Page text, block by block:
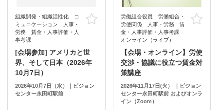
組織開発・組織活性化 コ
ミュニケーション 人事・
労務 賃金・人事評価・人
事考課
お気に入り
[会場参加] アメリカと世
界、そして日本（2026年
10月7日）
2026年10月7日（水）｜ビジョン
センター永田町駅前
労働組合役員 労働組合・
労使関係 人事・労務 賃
金・人事評価・人事考課
オンライン（ライブ）
【会場・オンライン】労使
交渉・協議に役立つ賃金対
策講座
2026年11月17日(火） ｜ビジョン
センター永田町駅前 およびオンラ
イン（Zoom）